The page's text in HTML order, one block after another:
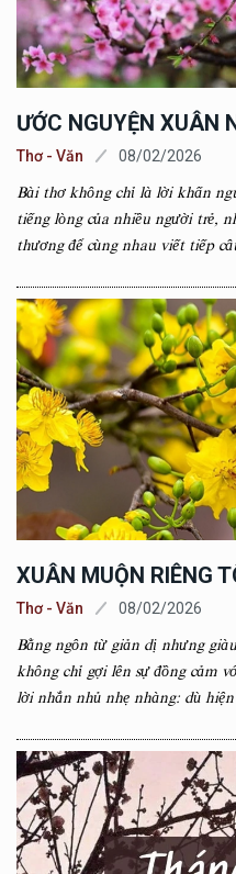
ƯỚC NGUYỆN XUÂN
Thơ - Văn 08/02/2026
Bài thơ không chỉ là lời khấn
tiếng lòng của nhiều người trẻ,
thương để cùng nhau viết tiếp
XUÂN MUỘN RIÊNG
Thơ - Văn 08/02/2026
Bằng ngôn từ giản dị nhưng
không chỉ gợi lên sự đồng cảm
lời nhắn nhủ nhẹ nhàng: dù